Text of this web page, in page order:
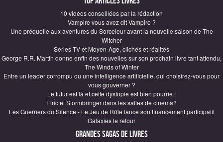
10 vidéos conseillées par la rédaction
Vampire vous avez dit Vampire ?
Une préquelle aux aventures du Sorceleur avant la nouvelle saison de The
Witcher
Séries TV et Moyen-Age, clichés et réalités
George R.R. Martin donne enfin des nouvelles sur son prochain livre tant attendu,
The Winds of Winter
Entre un leader corrompu ou une intelligence artificielle, qui choisirez-vous pour
vous gouverner ?
Le futur est là et cette dystopie est bien pourrie !
Elric et Stormbringer dans les salles de cinéma?
Les Guerriers du Silence - Le Jeu de Rôle lance son financement participatif
Galaxies le retour
Grandes sagas de Livres